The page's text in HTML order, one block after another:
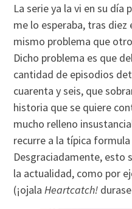
La serie ya la vi en su día
me lo esperaba, tras
mismo problema que
Dicho problema es que
cantidad de episodios
cuarenta y seis, que
historia que se quiere
mucho relleno
recurre a la típica
Desgraciadamente, esto
la actualidad, como por
(¡ojalaHeartcatch!